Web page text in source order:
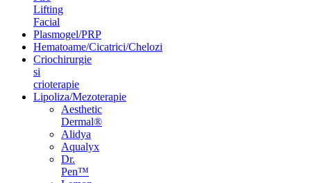
Lifting
Facial
Plasmogel/PRP
Hematoame/Cicatrici/Chelozi
Criochirurgie
si
crioterapie
Lipoliza/Mezoterapie
Aesthetic
Dermal®
Alidya
Aqualyx
Dr.
Pen™